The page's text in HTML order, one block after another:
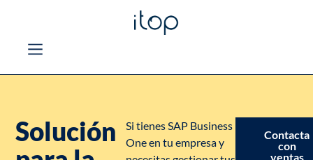
Solución
Si tienes SAP Business
One en tu empresa y
Contacta
con
ventas